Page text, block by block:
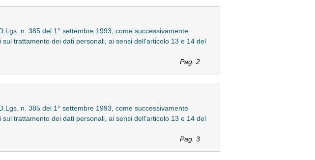
n. 385 del 1° settembre 1993, come successivamente
trattamento dei dati personali, ai sensi dell'articolo 13 e 14 del
Pag. 2
n. 385 del 1° settembre 1993, come successivamente
trattamento dei dati personali, ai sensi dell'articolo 13 e 14 del
Pag. 3